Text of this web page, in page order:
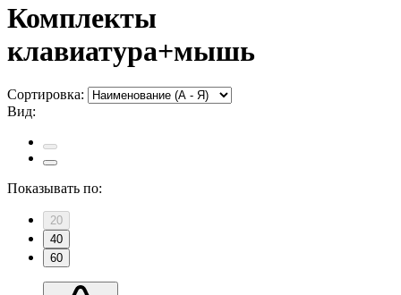
Комплекты
клавиатура+мышь
Сортировка:
Вид:
Показывать по:
20
40
60